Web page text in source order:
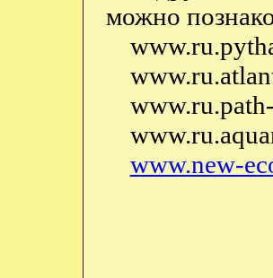
можно
www.new-